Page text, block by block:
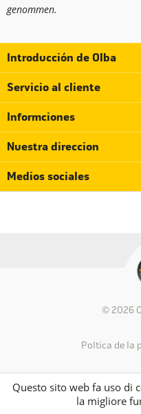
genommen.
Introducción de Olba
Servicio al cliente
Informciones
Nuestra direccion
Medios sociales
© 2026
Política de la
Questo sito web fa uso di
la migliore